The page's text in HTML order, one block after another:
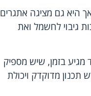
היא גם מציגה אתגרים
גיבוי לחשמל ואת
מגיע בזמן, שיש מספיק
מדוקדק ויכולת